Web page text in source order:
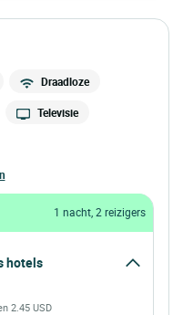
Draadloze
Televisie
1 nacht, 2 reizigers
hotels
2.45 USD